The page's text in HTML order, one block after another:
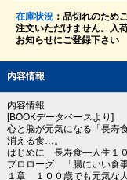
在庫状況：品切れのため
注文いただけません。入
お知らせにご登録下さい
内容情報
内容情報
[BOOKデータベースより]
心と脳が元気になる「長寿
消える食…。
はじめに 長寿食―人生１
プロローグ 「腸にいい食
１章 １００歳でも元気な